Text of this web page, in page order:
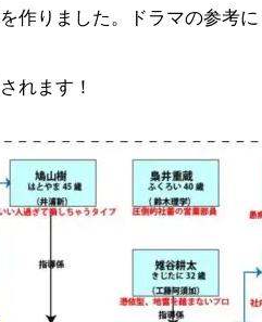
作りました。ドラマの参考に
れます！